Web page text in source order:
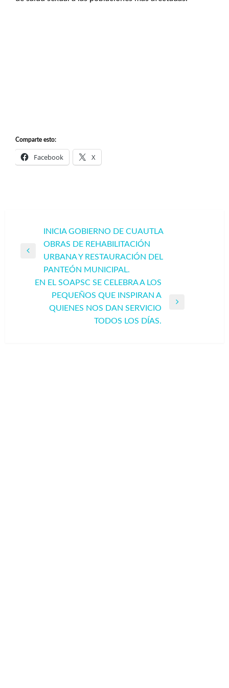
Comparte esto:
Facebook X
Navegación
de
entradas
Entrada
anterior
INICIA GOBIERNO DE CUAUTLA
OBRAS DE REHABILITACIÓN
URBANA Y RESTAURACIÓN DEL
PANTEÓN MUNICIPAL.
EN EL SOAPSC SE CELEBRA A LOS
PEQUEÑOS QUE INSPIRAN A
QUIENES NOS DAN SERVICIO
TODOS LOS DÍAS.